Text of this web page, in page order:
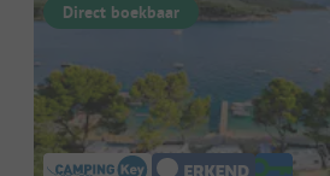
Direct boekbaar